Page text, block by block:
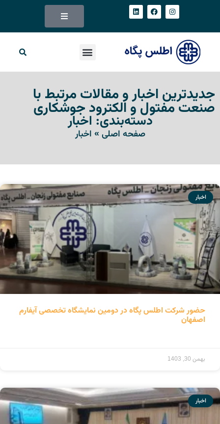
جدیدترین اخبار و مقالات مرتبط با
صنعت مفتول و الکترود جوشکاری
دسته‌بندی: اخبار
صفحه اصلی » اخبار
اخبار
حضور شرکت اطلس پگاه در دومین نمایشگاه تخصصی آیفارم
اصفهان
بهمن 30, 1403
اخبار